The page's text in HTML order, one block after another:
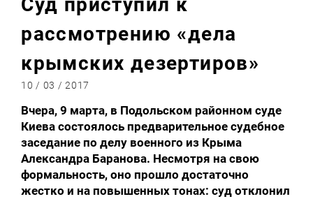
Суд приступил к
рассмотрению «дела
крымских дезертиров»
10 / 03 / 2017
Вчера, 9 марта, в Подольском районном суде
Киева состоялось предварительное судебное
заседание по делу военного из Крыма
Александра Баранова. Несмотря на свою
формальность, оно прошло достаточно
жестко и на повышенных тонах: суд отклонил